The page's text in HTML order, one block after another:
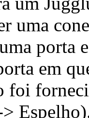
uma
porta
em
foi